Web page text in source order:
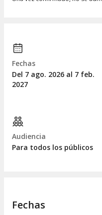
Fechas
Del 7 ago. 2026 al 7 feb.
2027
Audiencia
Para todos los públicos
Fechas